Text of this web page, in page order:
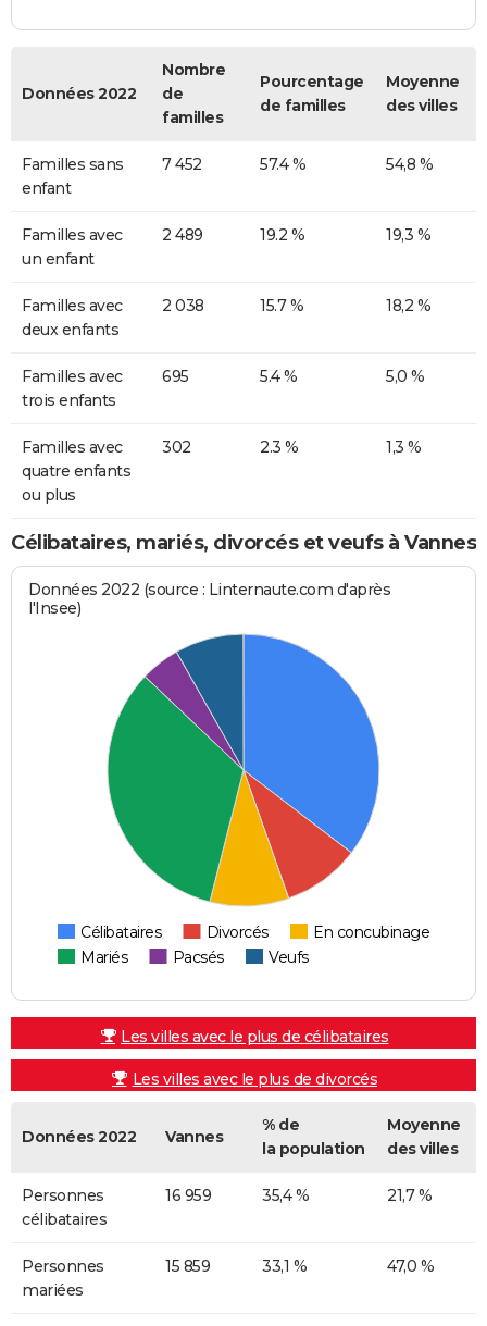
Données 2022
Nombre
de
familles
Pourcentage
de familles
Moyenne
des villes
Familles sans
enfant
7 452 57.4 % 54,8 %
Familles avec
un enfant
2 489 19.2 % 19,3 %
Familles avec
deux enfants
2 038 15.7 % 18,2 %
Familles avec
trois enfants
695 5.4 % 5,0 %
Familles avec
quatre enfants
ou plus
302 2.3 % 1,3 %
Célibataires, mariés, divorcés et veufs à Vannes
Données 2022 (source : Linternaute.com d'après
l'Insee)
Célibataires Divorcés
En concubinage
Mariés
Pacsés Veufs
Les villes avec le plus de célibataires
Les villes avec le plus de divorcés
Données 2022 Vannes
% de
la population
Moyenne
des villes
Personnes
célibataires
16 959 35,4 % 21,7 %
Personnes
mariées
15 859 33,1 % 47,0 %